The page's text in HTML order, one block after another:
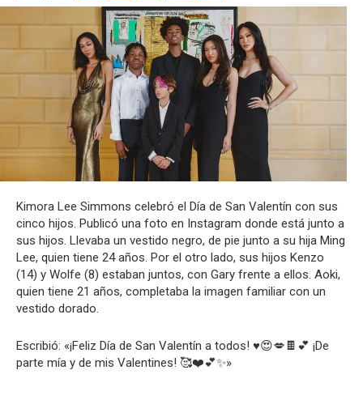
Kimora Lee Simmons celebró el Día de San Valentín con sus
cinco hijos. Publicó una foto en Instagram donde está junto a
sus hijos. Llevaba un vestido negro, de pie junto a su hija Ming
Lee, quien tiene 24 años. Por el otro lado, sus hijos Kenzo
(14) y Wolfe (8) estaban juntos, con Gary frente a ellos. Aoki,
quien tiene 21 años, completaba la imagen familiar con un
vestido dorado.
Escribió: «¡Feliz Día de San Valentín a todos! ♥️😍💋🍫💕 ¡De
parte mía y de mis Valentines! 🥰❤️💕✨»